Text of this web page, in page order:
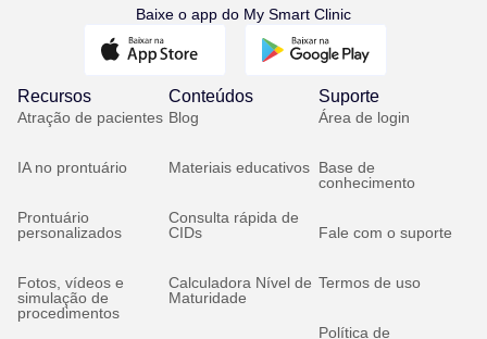
Baixe o app do My Smart Clinic
Recursos
Atração de pacientes
IA no prontuário
Prontuário
personalizados
Fotos, vídeos e
simulação de
procedimentos
Conteúdos
Blog
Materiais educativos
Consulta rápida de
CIDs
Calculadora Nível de
Maturidade
Suporte
Área de login
Base de
conhecimento
Fale com o suporte
Termos de uso
Política de